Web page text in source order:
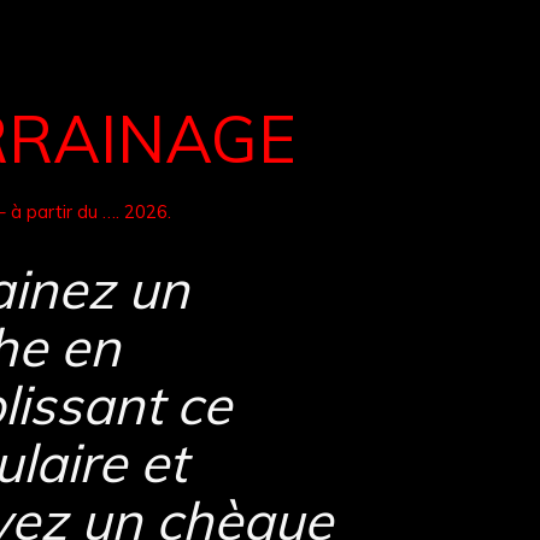
à partir du …. 2026.
un
en
ce
et
un chèque